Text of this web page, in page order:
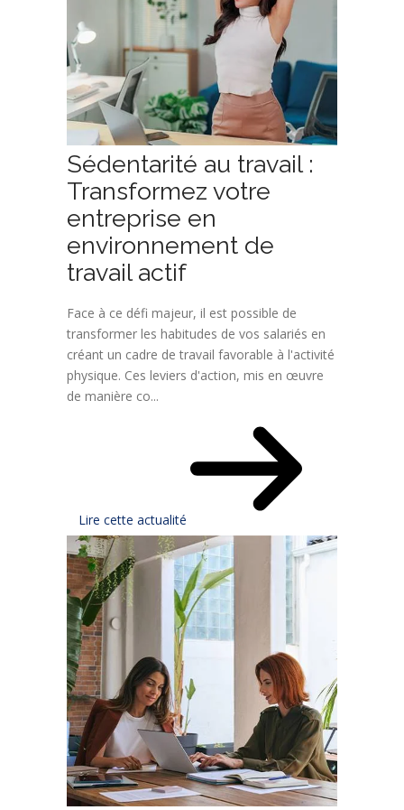
Sédentarité au travail :
Transformez votre
entreprise en
environnement de
travail actif
Face à ce défi majeur, il est possible de
transformer les habitudes de vos salariés en
créant un cadre de travail favorable à l'activité
physique. Ces leviers d'action, mis en œuvre
de manière co...
Lire cette actualité